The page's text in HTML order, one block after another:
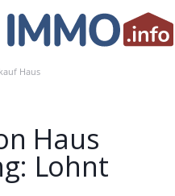
Haus
Haus
Lohnt